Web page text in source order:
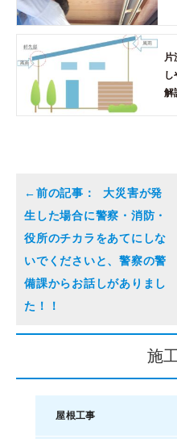
解
大災害が発
生した場合に警察・消防・
役所のチカラをあてにしな
いでくださいと、警察の警
備課からお話しがありまし
た！！
施
屋根工事